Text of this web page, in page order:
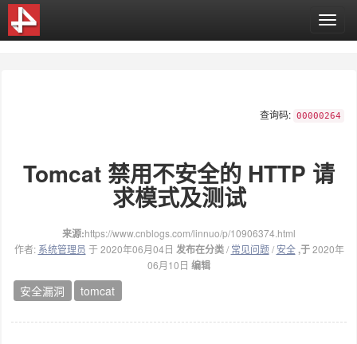
T
o
n
i
g
o
查询码: 00000264
Tomcat 禁用不安全的 HTTP 请
求模式及测试
来源:https://www.cnblogs.com/linnuo/p/10906374.html
作者: 系统管理员 于 2020年06月04日 发布在分类/ 常见问题/ 安全 ,于2020年
06月10日 编辑
安全漏洞 tomcat